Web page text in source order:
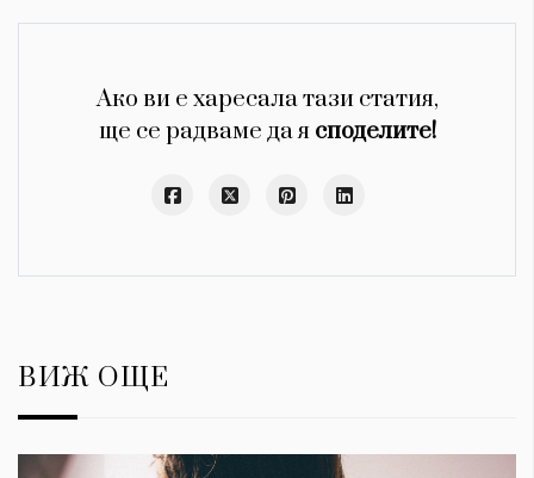
Ако ви е харесала тази статия,
ще се радваме да я споделите!
ВИЖ ОЩЕ